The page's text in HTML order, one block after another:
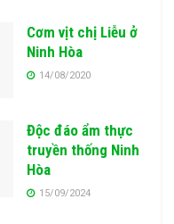
Cơm vịt chị Liễu ở
Ninh Hòa
14/08/2020
Độc đáo ẩm thực
truyền thống Ninh
Hòa
15/09/2024